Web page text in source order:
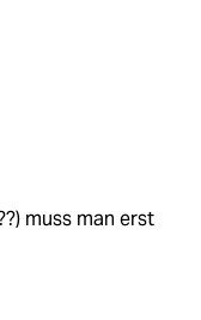
muss man erst